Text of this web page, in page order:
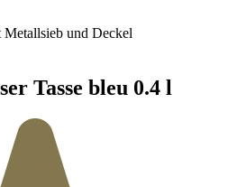
Tasse bleu 0.4 l